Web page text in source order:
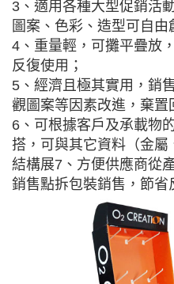
3、適用各種大型促銷活
圖案、色彩、造型可自由
4、重量輕，可攤平疊放
反復使用；
5、經濟且極其實用，銷
觀圖案等因素改進，棄置
6、可根據客戶及承載物
搭，可與其它資料（金
結構展7、方便供應商從
銷售點拆包裝銷售，節省